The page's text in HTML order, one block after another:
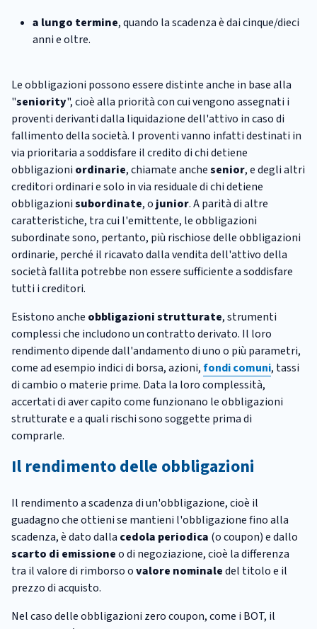
a lungo termine, quando la scadenza è dai cinque/dieci
anni e oltre.
Le obbligazioni possono essere distinte anche in base alla
"seniority", cioè alla priorità con cui vengono assegnati i
proventi derivanti dalla liquidazione dell'attivo in caso di
fallimento della società. I proventi vanno infatti destinati in
via prioritaria a soddisfare il credito di chi detiene
obbligazioni ordinarie, chiamate anchesenior, e degli altri
creditori ordinari e solo in via residuale di chi detiene
obbligazionisubordinate, ojunior. A parità di altre
caratteristiche, tra cui l'emittente, le obbligazioni
subordinate sono, pertanto, più rischiose delle obbligazioni
ordinarie, perché il ricavato dalla vendita dell'attivo della
società fallita potrebbe non essere sufficiente a soddisfare
tutti i creditori.
Esistono anche obbligazioni strutturate, strumenti
complessi che includono un contratto derivato. Il loro
rendimento dipende dall'andamento di uno o più parametri,
come ad esempio indici di borsa, azioni,fondi comuni, tassi
di cambio o materie prime. Data la loro complessità,
accertati di aver capito come funzionano le obbligazioni
strutturate e a quali rischi sono soggette prima di
comprarle.
Il rendimento delle obbligazioni
Il rendimento a scadenza di un'obbligazione, cioè il
guadagno che ottieni se mantieni l'obbligazione fino alla
scadenza, è dato dalla cedola periodica (o coupon) e dallo
scarto di emissioneo di negoziazione, cioè la differenza
tra il valore di rimborso ovalore nominaledel titolo e il
prezzo di acquisto.
Nel caso delle obbligazioni zero coupon, come i BOT, il